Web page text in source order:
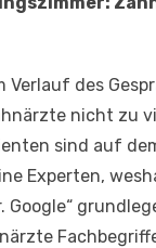
Verlauf des
nicht zu
sind auf
Experten,
Google“